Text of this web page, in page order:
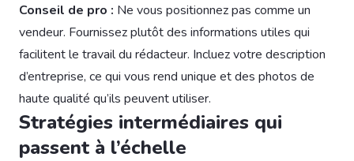
Conseil de pro : Ne vous positionnez pas comme un
vendeur. Fournissez plutôt des informations utiles qui
facilitent le travail du rédacteur. Incluez votre description
d’entreprise, ce qui vous rend unique et des photos de
haute qualité qu’ils peuvent utiliser.
Stratégies intermédiaires qui
passent à l’échelle